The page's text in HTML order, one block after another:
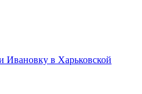
Ивановку в Харьковской